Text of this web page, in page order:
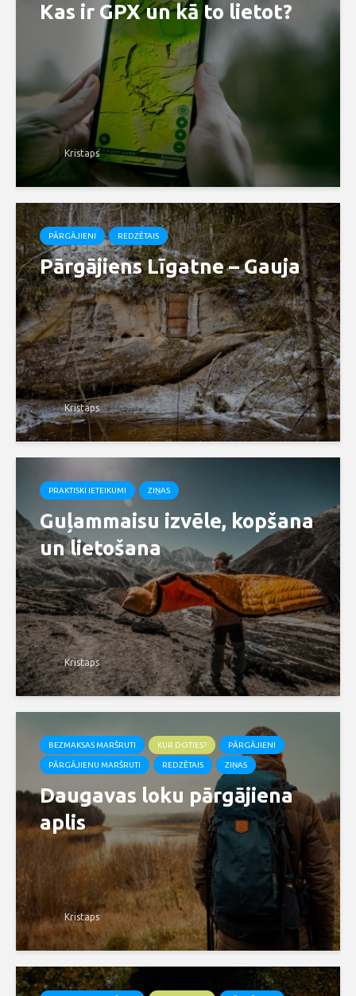
Kas ir GPX un kā to lietot?
Kristaps
PĀRGĀJIENI REDZĒTAIS
Pārgājiens Līgatne – Gauja
Kristaps
PRAKTISKI IETEIKUMI ZIŅAS
Guļammaisu izvēle, kopšana
un lietošana
Kristaps
BEZMAKSAS MARŠRUTI KUR DOTIES? PĀRGĀJIENI
PĀRGĀJIENU MARŠRUTI REDZĒTAIS ZIŅAS
Daugavas loku pārgājiena
aplis
Kristaps